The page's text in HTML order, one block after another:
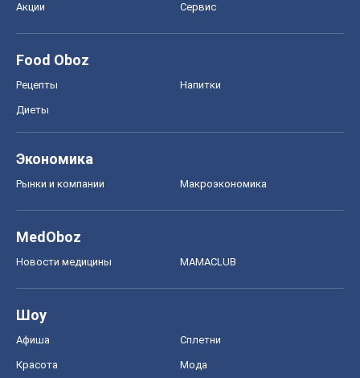
Акции Сервис
Food Oboz
Рецепты Напитки
Диеты
Экономика
Рынки и компании Mакроэкономика
MedOboz
Новости медицины MAMACLUB
Шоу
Афиша Сплетни
Красота Мода